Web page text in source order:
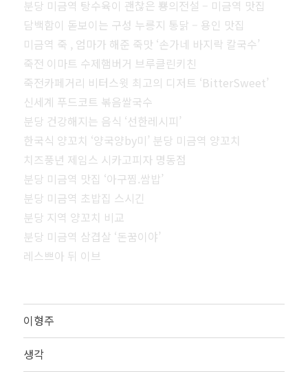
분당 미금역 탕수육이 괜찮은 뿅의전설 – 미금역 맛집
담백함이 돋보이는 구성 누릉지 통닭 – 용인 맛집
미금역 죽 , 엄마가 해준 죽맛 ‘손가네 바지락 칼국수’
죽전 이마트 수제햄버거 브루클린키친
죽전카페거리 비터스윗 최고의 디저트 ‘BitterSweet’
신세계 푸드코트 볶음쌀국수
분당 건강해지는 음식 ‘선한레시피’
한국식 양꼬치 ‘양국양by미’ 분당 미금역 양꼬치
치즈풍년 제임스 시카고피자 명동점
분당 미금역 맛집 ‘아구찜.쌈밥’
분당 미금역 초밥집 스시긴
분당 지역 양꼬치 비교
분당 미금역 삼겹살 ‘돈꿈이야’
레스쁘아 뒤 이브
이형주
생각